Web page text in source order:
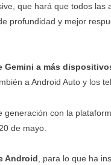
que hará que todos las
profundidad y mejor
Gemini a más
a Android Auto y los
con la
de mayo.
Android, para lo que ha